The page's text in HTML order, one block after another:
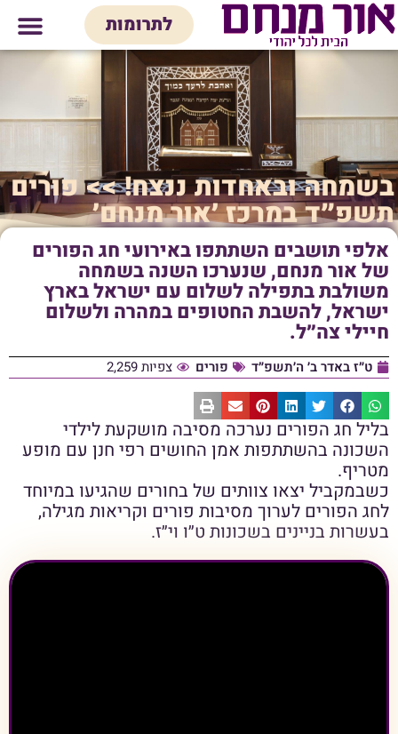
לתוכן
לתרומות
בשמחה ובאחדות ננצח! >> פורים
תשפ״ד במרכז ׳אור מנחם׳
אלפי תושבים השתתפו באירועי חג הפורים
של אור מנחם, שנערכו השנה בשמחה
משולבת בתפילה לשלום עם ישראל בארץ
ישראל, להשבת החטופים במהרה ולשלום
חיילי צה״ל.
ט״ז באדר ב׳ ה׳תשפ״ד פורים צפיות 2,259
בליל חג הפורים נערכה מסיבה מושקעת לילדי
השכונה בהשתתפות אמן החושים רפי חנן עם מופע
מטריף.
כשבמקביל יצאו צוותים של בחורים שהגיעו במיוחד
לחג הפורים לערוך מסיבות פורים וקריאות מגילה,
בעשרות בניינים בשכונות ט״ו וי״ז.